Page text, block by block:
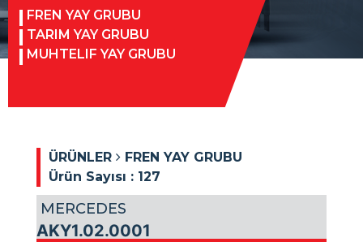
FREN YAY GRUBU
TARIM YAY GRUBU
MUHTELIF YAY GRUBU
ÜRÜNLER
FREN YAY GRUBU
Ürün Sayısı : 127
MERCEDES
AKY1.02.0001